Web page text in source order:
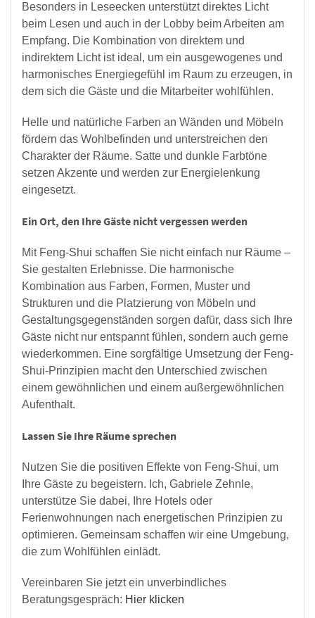
Besonders in Leseecken unterstützt direktes Licht
beim Lesen und auch in der Lobby beim Arbeiten am
Empfang. Die Kombination von direktem und
indirektem Licht ist ideal, um ein ausgewogenes und
harmonisches Energiegefühl im Raum zu erzeugen, in
dem sich die Gäste und die Mitarbeiter wohlfühlen.
Helle und natürliche Farben an Wänden und Möbeln
fördern das Wohlbefinden und unterstreichen den
Charakter der Räume. Satte und dunkle Farbtöne
setzen Akzente und werden zur Energielenkung
eingesetzt.
Ein Ort, den Ihre Gäste nicht vergessen werden
Mit Feng-Shui schaffen Sie nicht einfach nur Räume –
Sie gestalten Erlebnisse. Die harmonische
Kombination aus Farben, Formen, Muster und
Strukturen und die Platzierung von Möbeln und
Gestaltungsgegenständen sorgen dafür, dass sich Ihre
Gäste nicht nur entspannt fühlen, sondern auch gerne
wiederkommen. Eine sorgfältige Umsetzung der Feng-
Shui-Prinzipien macht den Unterschied zwischen
einem gewöhnlichen und einem außergewöhnlichen
Aufenthalt.
Lassen Sie Ihre Räume sprechen
Nutzen Sie die positiven Effekte von Feng-Shui, um
Ihre Gäste zu begeistern. Ich, Gabriele Zehnle,
unterstütze Sie dabei, Ihre Hotels oder
Ferienwohnungen nach energetischen Prinzipien zu
optimieren. Gemeinsam schaffen wir eine Umgebung,
die zum Wohlfühlen einlädt.
Vereinbaren Sie jetzt ein unverbindliches
Beratungsgespräch: Hier klicken